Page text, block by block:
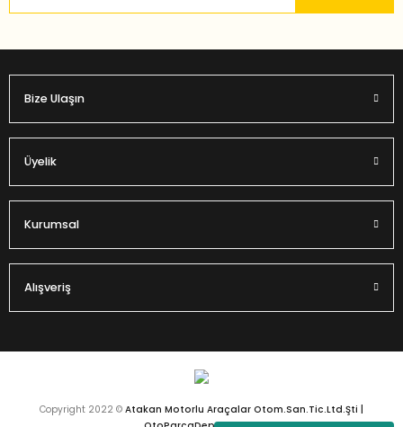
Bize Ulaşın
Üyelik
Kurumsal
Alışveriş
Copyright 2022 © Atakan Motorlu Araçalar Otom.San.Tic.Ltd.Şti |